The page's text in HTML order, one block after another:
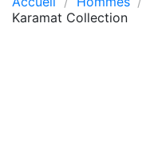
Karamat Collection